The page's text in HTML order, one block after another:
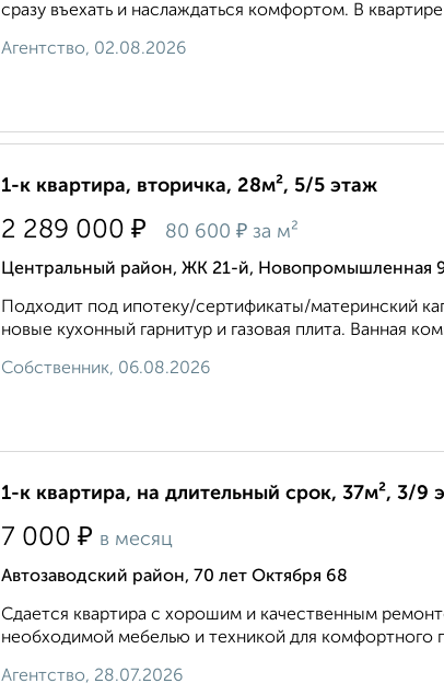
сразу въехать и наслаждаться комфортом. В
Агентство, 02.08.2026
1-к квартира, вторичка, 28м², 5/5 этаж
2 289 000 ₽ 80 600 ₽ за м²
Центральный район, ЖК 21-й, Новопромышленная
Подходит под ипотеку/сертификаты/материнский
новые кухонный гарнитур и газовая плита. Ванная
Собственник, 06.08.2026
1-к квартира, на длительный срок, 37м², 3/9
7 000 ₽ в месяц
Автозаводский район, 70 лет Октября 68
Сдается квартира с хорошим и качественным
необходимой мебелью и техникой для комфортного
Агентство, 28.07.2026